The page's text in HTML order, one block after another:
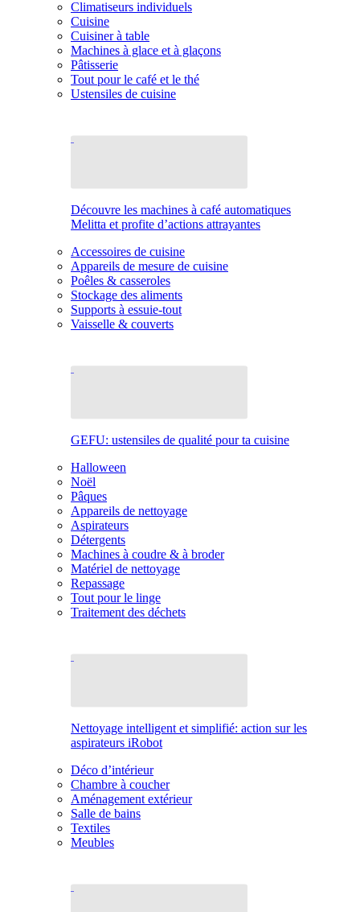
Climatiseurs individuels
Cuisine
Cuisiner à table
Machines à glace et à glaçons
Pâtisserie
Tout pour le café et le thé
Ustensiles de cuisine
Découvre les machines à café automatiques
Melitta et profite d’actions attrayantes
Accessoires de cuisine
Appareils de mesure de cuisine
Poêles & casseroles
Stockage des aliments
Supports à essuie-tout
Vaisselle & couverts
GEFU: ustensiles de qualité pour ta cuisine
Halloween
Noël
Pâques
Appareils de nettoyage
Aspirateurs
Détergents
Machines à coudre & à broder
Matériel de nettoyage
Repassage
Tout pour le linge
Traitement des déchets
Nettoyage intelligent et simplifié: action sur les
aspirateurs iRobot
Déco d’intérieur
Chambre à coucher
Aménagement extérieur
Salle de bains
Textiles
Meubles